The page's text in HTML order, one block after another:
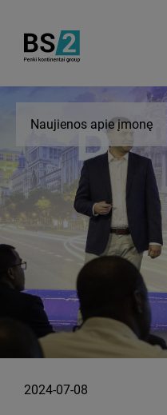
Naujienos apie įmonę
2024-07-08